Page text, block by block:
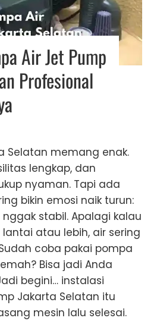
Air Jet Pump
Profesional
Selatan memang enak.
lengkap, dan
nyaman. Tapi ada
bikin emosi naik turun:
stabil. Apalagi kalau
atau lebih, air sering
coba pakai pompa
Bisa jadi Anda
begini… instalasi
Jakarta Selatan itu
mesin lalu selesai.